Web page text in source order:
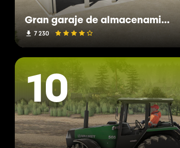
Gran garaje de almacenamiento
7 230
10